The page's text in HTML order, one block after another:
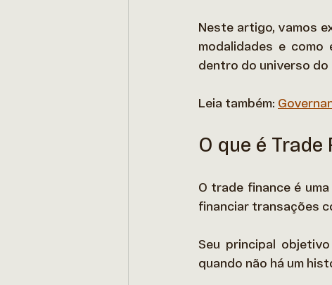
Neste artigo, vamos
modalidades e
dentro do universo
Leia também:
O que é Trade
O trade finance é
financiar transações
Seu principal
quando não há um